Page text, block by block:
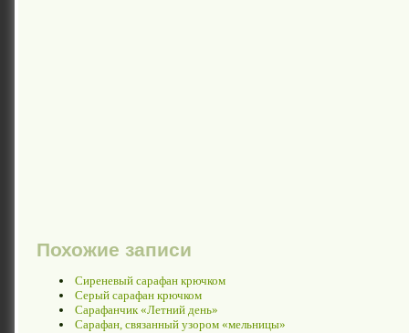
Похожие записи
Сиреневый сарафан крючком
Серый сарафан крючком
Сарафанчик «Летний день»
Сарафан, связанный узором «мельницы»